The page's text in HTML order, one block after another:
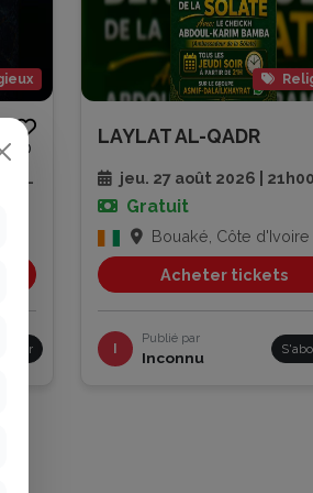
0
LAYLAT AL-QADR
jeu. 27 août 2026 | 21h00
Gratuit
Bouaké, Côte d'Ivoire
Acheter tickets
I
Publié par
Inconnu